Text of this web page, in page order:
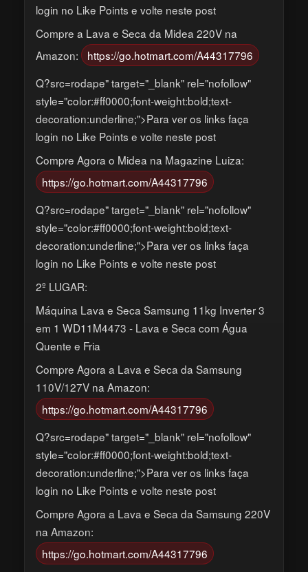
login no Like Points e volte neste post
Compre a Lava e Seca da Midea 220V na
Amazon:
https://go.hotmart.com/A44317796
Q?src=rodape" target="_blank" rel="nofollow"
style="color:#ff0000;font-weight:bold;text-
decoration:underline;">Para ver os links faça
login no Like Points e volte neste post
Compre Agora o Midea na Magazine Luiza:
https://go.hotmart.com/A44317796
Q?src=rodape" target="_blank" rel="nofollow"
style="color:#ff0000;font-weight:bold;text-
decoration:underline;">Para ver os links faça
login no Like Points e volte neste post
2º LUGAR:
Máquina Lava e Seca Samsung 11kg Inverter 3
em 1 WD11M4473 - Lava e Seca com Água
Quente e Fria
Compre Agora a Lava e Seca da Samsung
110V/127V na Amazon:
https://go.hotmart.com/A44317796
Q?src=rodape" target="_blank" rel="nofollow"
style="color:#ff0000;font-weight:bold;text-
decoration:underline;">Para ver os links faça
login no Like Points e volte neste post
Compre Agora a Lava e Seca da Samsung 220V
na Amazon:
https://go.hotmart.com/A44317796